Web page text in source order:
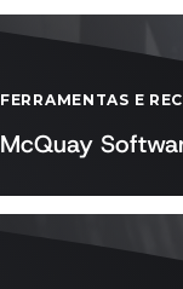
FERRAMENTAS E
McQuay